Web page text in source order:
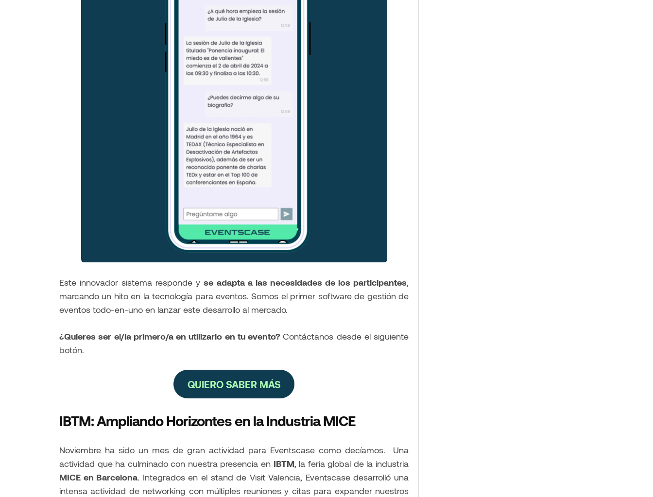
Este innovador sistema responde yse adapta a las necesidades de los participantes,
marcando un hito en la tecnología para eventos​​​​. Somos el primer software de gestión de
eventos todo-en-uno en lanzar este desarrollo al mercado.
¿Quieres ser el/la primero/a en utilizarlo en tu evento?Contáctanos desde el siguiente
botón.
QUIERO SABER MÁS
IBTM: Ampliando Horizontes en la Industria MICE
Noviembre ha sido un mes de gran actividad para Eventscase como decíamos. Una
actividad que ha culminado con nuestra presencia en IBTM, la feria global de la industria
MICE en Barcelona. Integrados en el stand de Visit Valencia, Eventscase desarrolló una
intensa actividad de networking con múltiples reuniones y citas para expander nuestros